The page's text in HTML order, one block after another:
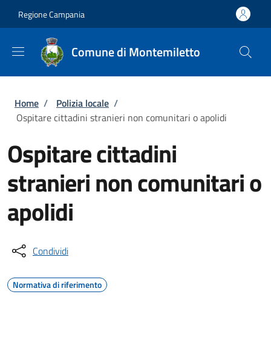
Regione Campania
Comune di Montemiletto
Briciole di pane
Home / Polizia locale /
Ospitare cittadini stranieri non comunitari o apolidi
Ospitare cittadini
stranieri non comunitari o
apolidi
Condividi
Normativa di riferimento